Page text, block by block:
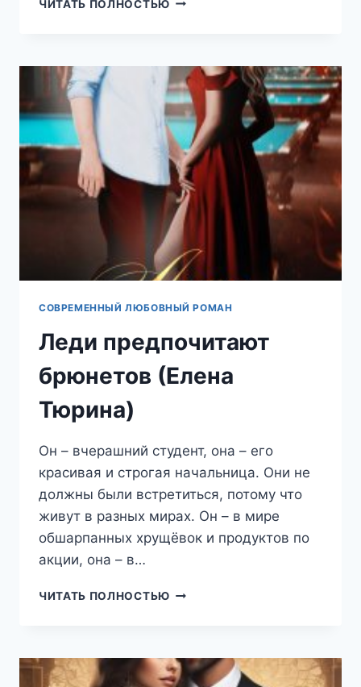
ЧИТАТЬ ПОЛНОСТЬЮ
СОВРЕМЕННЫЙ ЛЮБОВНЫЙ РОМАН
Леди предпочитают
брюнетов (Елена
Тюрина)
Он – вчерашний студент, она – его
красивая и строгая начальница. Они не
должны были встретиться, потому что
живут в разных мирах. Он – в мире
обшарпанных хрущёвок и продуктов по
акции, она – в…
ЧИТАТЬ ПОЛНОСТЬЮ ЛЕДИ
ТЮРИНА)